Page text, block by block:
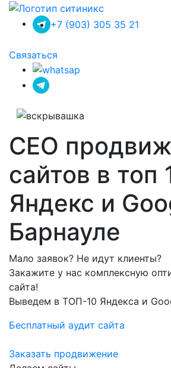
+7 (903) 305 35 21
Связаться
СЕО
сайтов в топ
Яндекс и
Барнауле
Мало заявок? Не идут клиенты?
Закажите у нас комплексную
сайта!
Выведем в ТОП-10 Яндекса и
Бесплатный аудит сайта
Заказать продвижение